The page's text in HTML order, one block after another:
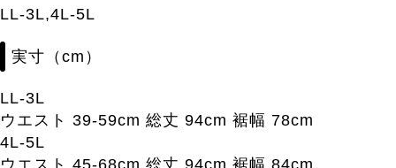
LL-3L,4L-5L
実寸（cm）
LL-3L
ウエスト 39-59cm 総丈 94cm 裾幅 78cm
4L-5L
ウエスト 45-68cm 総丈 94cm 裾幅 84cm